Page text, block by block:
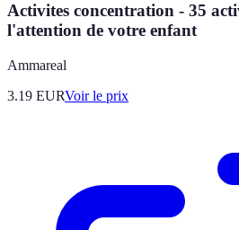
Activites concentration - 35
l'attention de votre enfant
Ammareal
3.19 EURVoir le prix